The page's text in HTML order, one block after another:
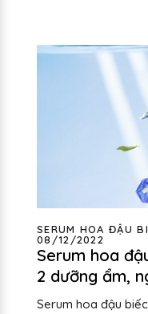
SERUM HOA ĐẬU
08/12/2022
Serum hoa
2 dưỡng ẩm,
Serum hoa đậu